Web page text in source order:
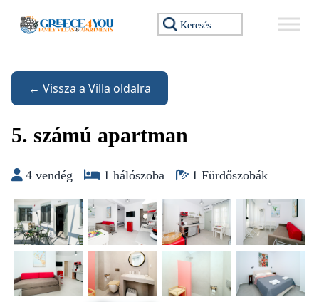
Keresés:
← Vissza a Villa oldalra
5. számú apartman
4 vendég 1 hálószoba 1 Fürdőszobák